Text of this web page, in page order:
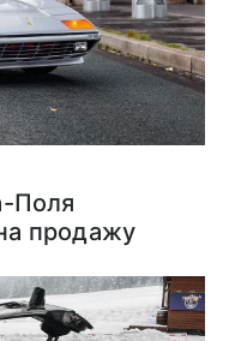
Поля
продажу